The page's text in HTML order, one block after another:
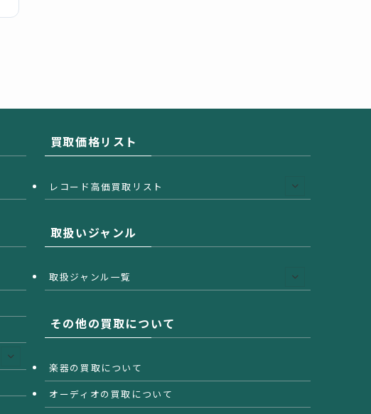
買取価格リスト
レコード高価買取リスト
取扱いジャンル
取扱ジャンル一覧
その他の買取について
楽器の買取について
オーディオの買取について